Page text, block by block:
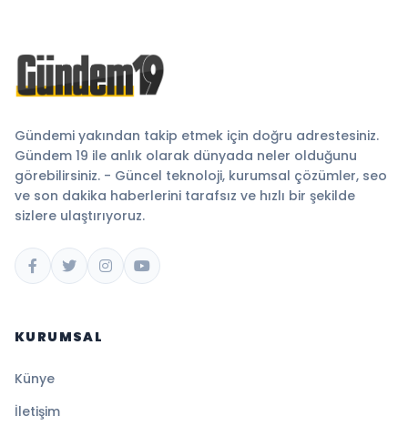
Gündemi yakından takip etmek için doğru adrestesiniz.
Gündem 19 ile anlık olarak dünyada neler olduğunu
görebilirsiniz. - Güncel teknoloji, kurumsal çözümler, seo
ve son dakika haberlerini tarafsız ve hızlı bir şekilde
sizlere ulaştırıyoruz.
KURUMSAL
Künye
İletişim